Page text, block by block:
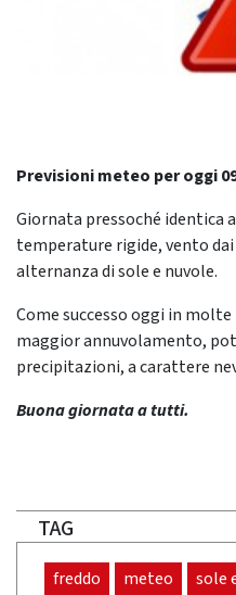
Previsioni meteo per oggi
Giornata pressoché identica
temperature rigide, vento
alternanza di sole e nuvole.
Come successo oggi in
maggior annuvolamento,
precipitazioni, a carattere
Buona giornata a tutti.
TAG
freddo meteo sole